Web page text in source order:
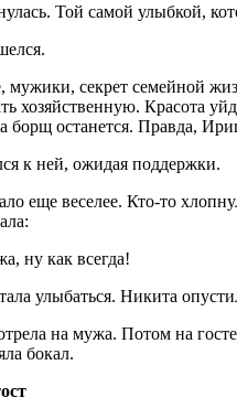
Той самой улыбкой,
секрет семейной
хозяйственную. Красота
борщ останется. Правда,
к ней, ожидая поддержки.
еще веселее. Кто-то
ну как всегда!
улыбаться. Никита
на мужа. Потом на
бокал.